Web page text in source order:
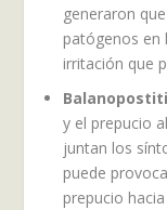
generaron
patógenos en
irritación que
y el prepucio
juntan los
puede
prepucio